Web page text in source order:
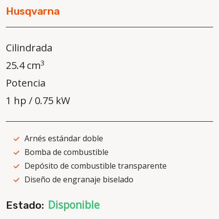
Husqvarna
Cilindrada
25.4 cm3
Potencia
1 hp / 0.75 kW
Arnés estándar doble
Bomba de combustible
Depósito de combustible transparente
Diseño de engranaje biselado
Estado: Disponible